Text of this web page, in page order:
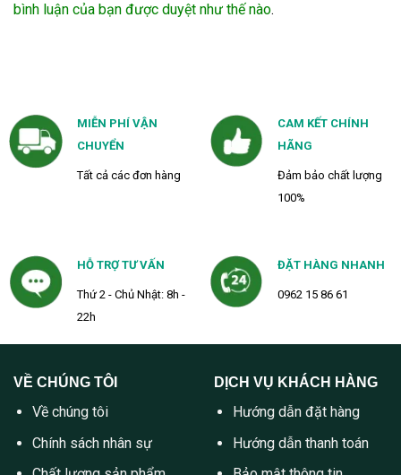
bình luận của bạn được duyệt như thế nào.
MIỄN PHÍ VẬN
CHUYỂN
Tất cả các đơn hàng
CAM KẾT CHÍNH
HÃNG
Đảm bảo chất lượng
100%
HỖ TRỢ TƯ VẤN
Thứ 2 - Chủ Nhật: 8h -
22h
ĐẶT HÀNG NHANH
0962 15 86 61
VỀ CHÚNG TÔI
Về chúng tôi
Chính sách nhân sự
DỊCH VỤ KHÁCH HÀNG
Hướng dẫn đặt hàng
Hướng dẫn thanh toán